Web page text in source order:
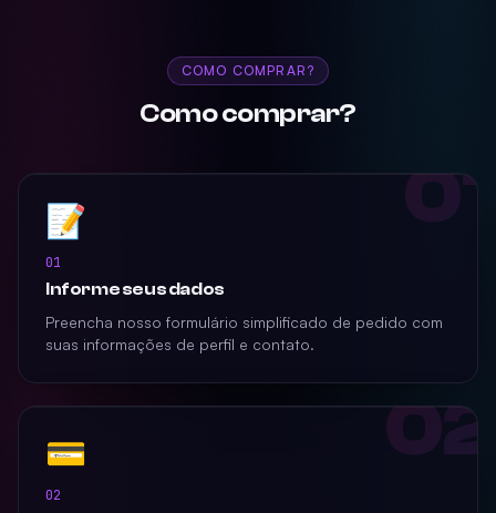
COMO COMPRAR?
Como comprar?
01
📝
01
Informe seus dados
Preencha nosso formulário simplificado de pedido com
suas informações de perfil e contato.
02
💳
02